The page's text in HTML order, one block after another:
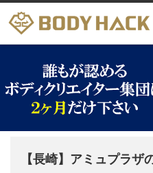
【長崎】アミュプラザ